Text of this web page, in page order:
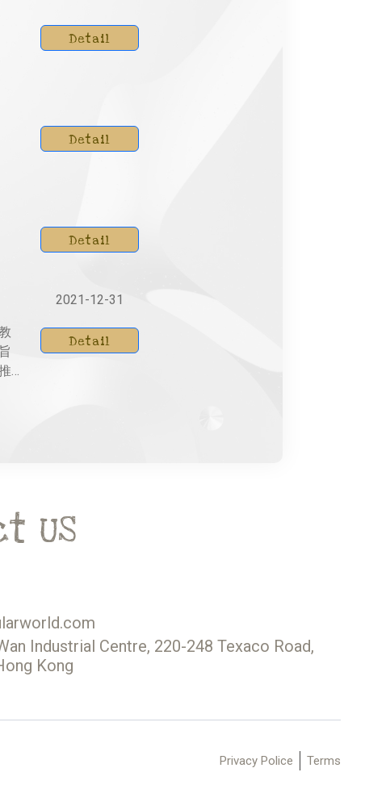
Detail
Detail
Detail
2021-12-31
Detail
US
Industrial Centre, 220-248 Texaco Road,
Kong
Privacy Police Terms